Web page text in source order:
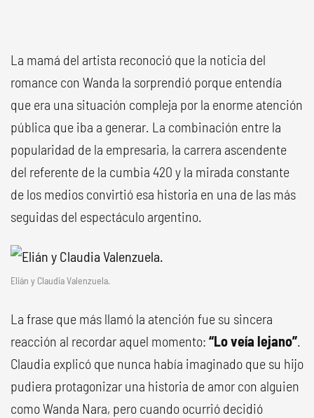
La mamá del artista reconoció que la noticia del
romance con Wanda la sorprendió porque entendía
que era una situación compleja por la enorme atención
pública que iba a generar. La combinación entre la
popularidad de la empresaria, la carrera ascendente
del referente de la cumbia 420 y la mirada constante
de los medios convirtió esa historia en una de las más
seguidas del espectáculo argentino.
Elián y Claudia Valenzuela.
La frase que más llamó la atención fue su sincera
reacción al recordar aquel momento: “Lo veía lejano”.
Claudia explicó que nunca había imaginado que su hijo
pudiera protagonizar una historia de amor con alguien
como Wanda Nara, pero cuando ocurrió decidió